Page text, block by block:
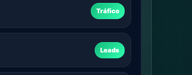
Tráfico
Leads